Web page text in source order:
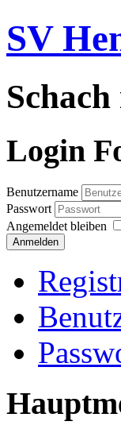
SV
Login
Benutzername
Passwort
Angemeldet bleiben
Anmelden